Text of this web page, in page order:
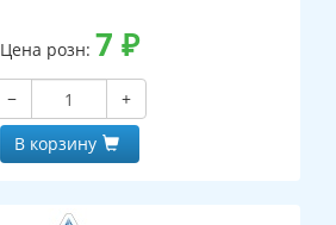
Цена розн: 7 ₽
−
+
В корзину